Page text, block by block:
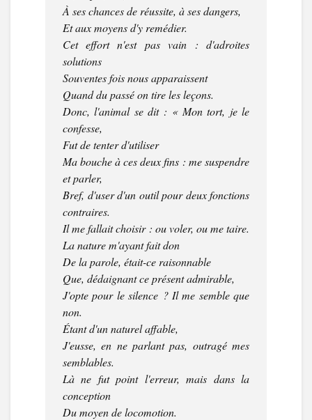
À ses chances de réussite, à ses dangers,
Et aux moyens d'y remédier.
Cet effort n'est pas vain : d'adroites
solutions
Souventes fois nous apparaissent
Quand du passé on tire les leçons.
Donc, l'animal se dit : « Mon tort, je le
confesse,
Fut de tenter d'utiliser
Ma bouche à ces deux fins : me suspendre
et parler,
Bref, d'user d'un outil pour deux fonctions
contraires.
Il me fallait choisir : ou voler, ou me taire.
La nature m'ayant fait don
De la parole, était-ce raisonnable
Que, dédaignant ce présent admirable,
J'opte pour le silence ? Il me semble que
non.
Étant d'un naturel affable,
J'eusse, en ne parlant pas, outragé mes
semblables.
Là ne fut point l'erreur, mais dans la
conception
Du moyen de locomotion.